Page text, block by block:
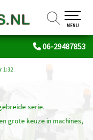
06-29487853
MENU
1:32
serie.
grote keuze in machines,